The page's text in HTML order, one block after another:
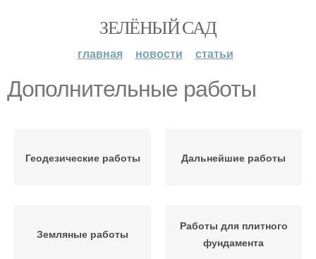
ЗЕЛЁНЫЙ САД
главная новости статьи
Дополнительные работы
Геодезические работы Дальнейшие работы
Земляные работы
Работы для плитного
фундамента